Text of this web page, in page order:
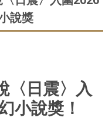
說獎
〈日震〉入
小說獎！